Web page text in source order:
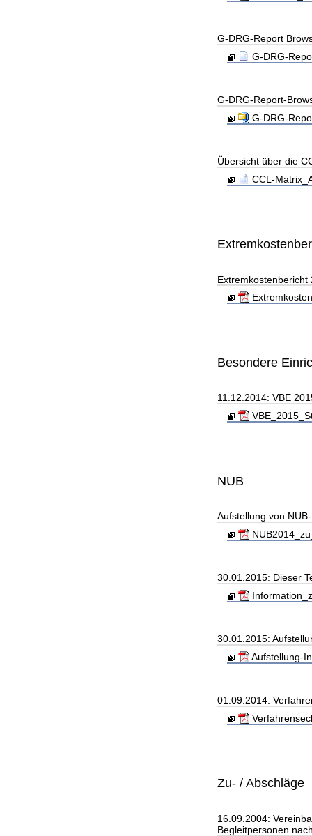
G-DRG-Report
G-DRG-
G-DRG-Report-
G-DRG-
Übersicht über die
CCL-
Extremkostenbericht
Besondere
11.12.2014: VBE
NUB
Aufstellung von
30.01.2015: Dieser
30.01.2015:
Aufstellung-
01.09.2014:
Zu- / Abschläge
16.09.2004:
Begleitpersonen